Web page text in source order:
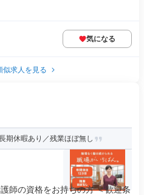
気になる
似求人を見る
期休暇あり／残業ほぼ無し
師の資格をお持ちの方 ＜歓迎条